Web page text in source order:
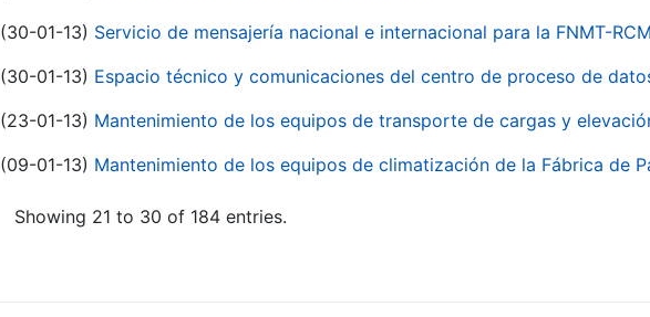
(30-01-13) Servicio de mensajería nacional e internacional para la FNMT-
(30-01-13) Espacio técnico y comunicaciones del centro de proceso de
(23-01-13) Mantenimiento de los equipos de transporte de cargas y
(09-01-13) Mantenimiento de los equipos de climatización de la Fábrica de
Showing 21 to 30 of 184 entries.